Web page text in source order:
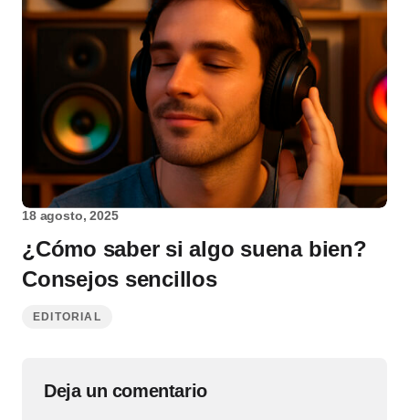
18 agosto, 2025
¿Cómo saber si algo suena bien?
Consejos sencillos
EDITORIAL
Deja un comentario